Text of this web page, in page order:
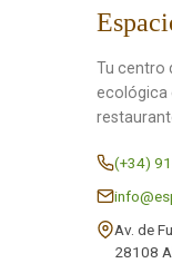
Tu centro
ecológica
(+34)
Av. de
28108